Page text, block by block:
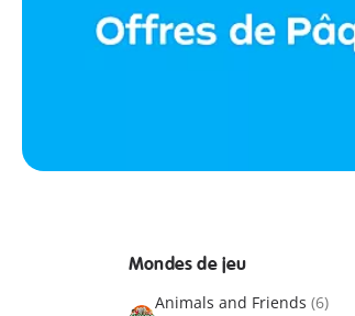
Mondes de jeu
Animals and Friends (6)